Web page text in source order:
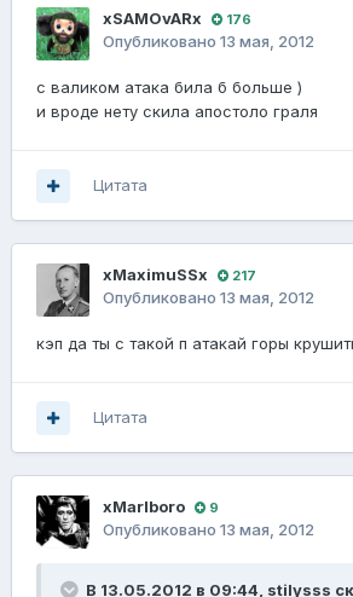
xSAMOvARx 176
Опубликовано 13 мая, 2012
с валиком атака била б больше )
и вроде нету скила апостоло граля
Цитата
xMaximuSSx 217
Опубликовано 13 мая, 2012
кэп да ты с такой п атакай горы
Цитата
xMarlboro 9
Опубликовано 13 мая, 2012
В 13.05.2012 в 09:44, stilysss